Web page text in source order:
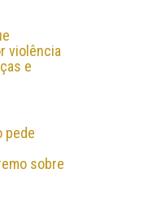
violência
e
pede
sobre